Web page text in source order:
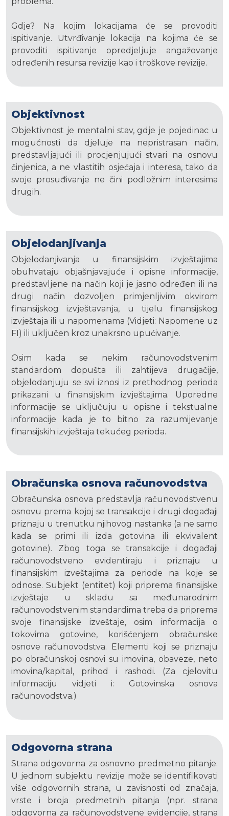
Gdje? Na kojim lokacijama će se provoditi
ispitivanje. Utvrđivanje lokacija na kojima će se
provoditi ispitivanje opredjeljuje angažovanje
određenih resursa revizije kao i troškove revizije.
Objektivnost
Objektivnost je mentalni stav, gdje je pojedinac u
mogućnosti da djeluje na nepristrasan način,
predstavljajući ili procjenjujući stvari na osnovu
činjenica, a ne vlastitih osjećaja i interesa, tako da
svoje prosuđivanje ne čini podložnim interesima
drugih.
Objelodanjivanja
Objelodanjivanja u finansijskim izvještajima
obuhvataju objašnjavajuće i opisne informacije,
predstavljene na način koji je jasno određen ili na
drugi način dozvoljen primjenljivim okvirom
finansijskog izvještavanja, u tijelu finansijskog
izvještaja ili u napomenama (Vidjeti: Napomene uz
FI) ili uključen kroz unakrsno upućivanje.
Osim kada se nekim računovodstvenim
standardom dopušta ili zahtijeva drugačije,
objelodanjuju se svi iznosi iz prethodnog perioda
prikazani u finansijskim izvještajima. Uporedne
informacije se uključuju u opisne i tekstualne
informacije kada je to bitno za razumijevanje
finansijskih izvještaja tekućeg perioda.
Obračunska osnova računovodstva
Obračunska osnova predstavlja računovodstvenu
osnovu prema kojoj se transakcije i drugi događaji
priznaju u trenutku njihovog nastanka (a ne samo
kada se primi ili izda gotovina ili ekvivalent
gotovine). Zbog toga se transakcije i događaji
računovodstveno evidentiraju i priznaju u
finansijskim izveštajima za periode na koje se
odnose. Subjekt (entitet) koji priprema finansijske
izvještaje u skladu sa međunarodnim
računovodstvenim standardima treba da priprema
svoje finansijske izveštaje, osim informacija o
tokovima gotovine, korišćenjem obračunske
osnove računovodstva. Elementi koji se priznaju
po obračunskoj osnovi su imovina, obaveze, neto
imovina/kapital, prihod i rashodi. (Za cjelovitu
informaciju vidjeti i: Gotovinska osnova
računovodstva.)
Odgovorna strana
Strana odgovorna za osnovno predmetno pitanje.
U jednom subjektu revizije može se identifikovati
više odgovornih strana, u zavisnosti od značaja,
vrste i broja predmetnih pitanja (npr. strana
odgovorna za računovodstvene evidencije, strana